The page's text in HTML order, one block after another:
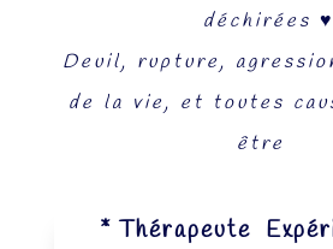
déchirées ♥
Deuil, rupture,
de la vie, et toutes
être
* Thérapeute